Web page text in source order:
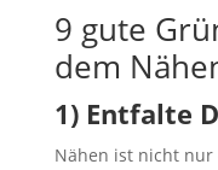
9 gute
dem
1) Entfalte
Nähen ist nicht nur